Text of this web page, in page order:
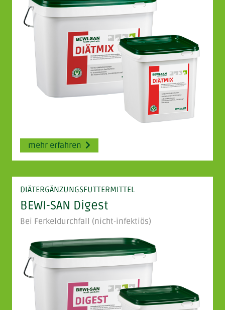
mehr erfahren
DIÄTERGÄNZUNGSFUTTERMITTEL
BEWI-SAN Digest
Bei Ferkeldurchfall (nicht-infektiös)